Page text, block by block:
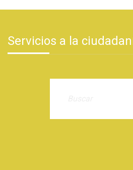
Servicios a la